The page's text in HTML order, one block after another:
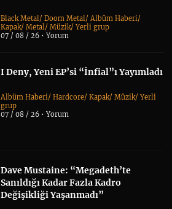
Black Metal/Doom Metal/Albüm Haberi/
Kapak/Metal/Müzik/Yerli grup
07 / 08 / 26 •Yorum
I Deny, Yeni EP’si “İnfial”ı Yayımladı
Albüm Haberi/Hardcore/Kapak/Müzik/Yerli
grup
07 / 08 / 26 •Yorum
Dave Mustaine: “Megadeth’te
Sanıldığı Kadar Fazla Kadro
Değişikliği Yaşanmadı”